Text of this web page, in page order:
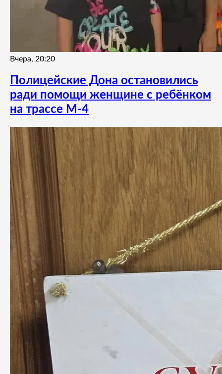
Вчера, 20:20
Полицейские Дона остановились
ради помощи женщине с ребёнком
на трассе М-4